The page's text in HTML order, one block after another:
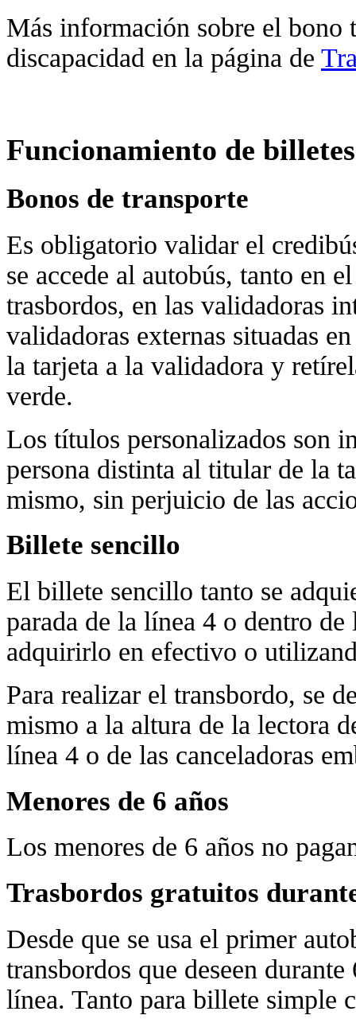
Más información sobre el bono
discapacidad en la página de
Funcionamiento de
Bonos de transporte
Es obligatorio validar el
se accede al autobús, tanto en
trasbordos, en las validadoras
validadoras externas situadas
la tarjeta a la validadora y
verde.
Los títulos personalizados son
persona distinta al titular de la
mismo, sin perjuicio de las
Billete sencillo
El billete sencillo tanto se
parada de la línea 4 o dentro de
adquirirlo en efectivo o
Para realizar el transbordo, se
mismo a la altura de la lectora
línea 4 o de las canceladoras
Menores de 6 años
Los menores de 6 años no
Trasbordos gratuitos
Desde que se usa el primer
transbordos que deseen
línea. Tanto para billete simple